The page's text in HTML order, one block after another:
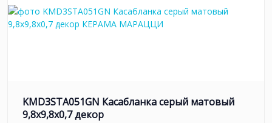
KMD3STA051GN Касабланка серый матовый
9,8x9,8x0,7 декор